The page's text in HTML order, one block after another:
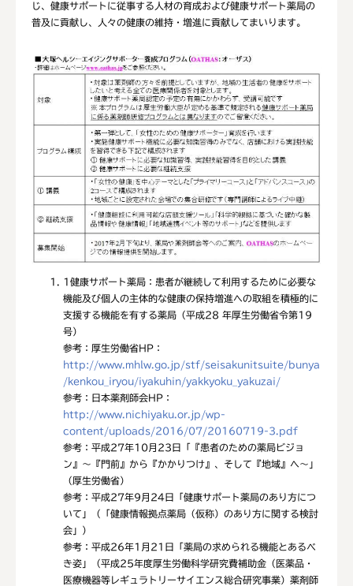
じ、健康サポートに従事する人材の育成および健康サポート薬局の
普及に貢献し、人々の健康の維持・増進に貢献してまいります。
1 健康サポート薬局：患者が継続して利用するために必要な
機能及び個人の主体的な健康の保持増進への取組を積極的に
支援する機能を有する薬局（平成28 年厚生労働省令第19
号）
参考：厚生労働省HP：
http://www.mhlw.go.jp/stf/seisakunitsuite/bunya
/kenkou_iryou/iyakuhin/yakkyoku_yakuzai/
参考：日本薬剤師会HP：
http://www.nichiyaku.or.jp/wp-
content/uploads/2016/07/20160719-3.pdf
参考：平成27年10月23日「『患者のための薬局ビジョ
ン』～『門前』から『かかりつけ』、そして『地域』へ～」
（厚生労働省）
参考：平成27年9月24日「健康サポート薬局のあり方につ
いて」（「健康情報拠点薬局（仮称）のあり方に関する検討
会」）
参考：平成26年1月21日「薬局の求められる機能とあるべ
き姿」（平成25年度厚生労働科学研究費補助金（医薬品・
医療機器等レギュラトリーサイエンス総合研究事業）薬剤師